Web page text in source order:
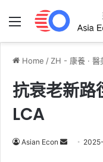
Menu
Home / ZH - 康養 · 醫
抗衰老新路
LCA
Asian Econ
Send